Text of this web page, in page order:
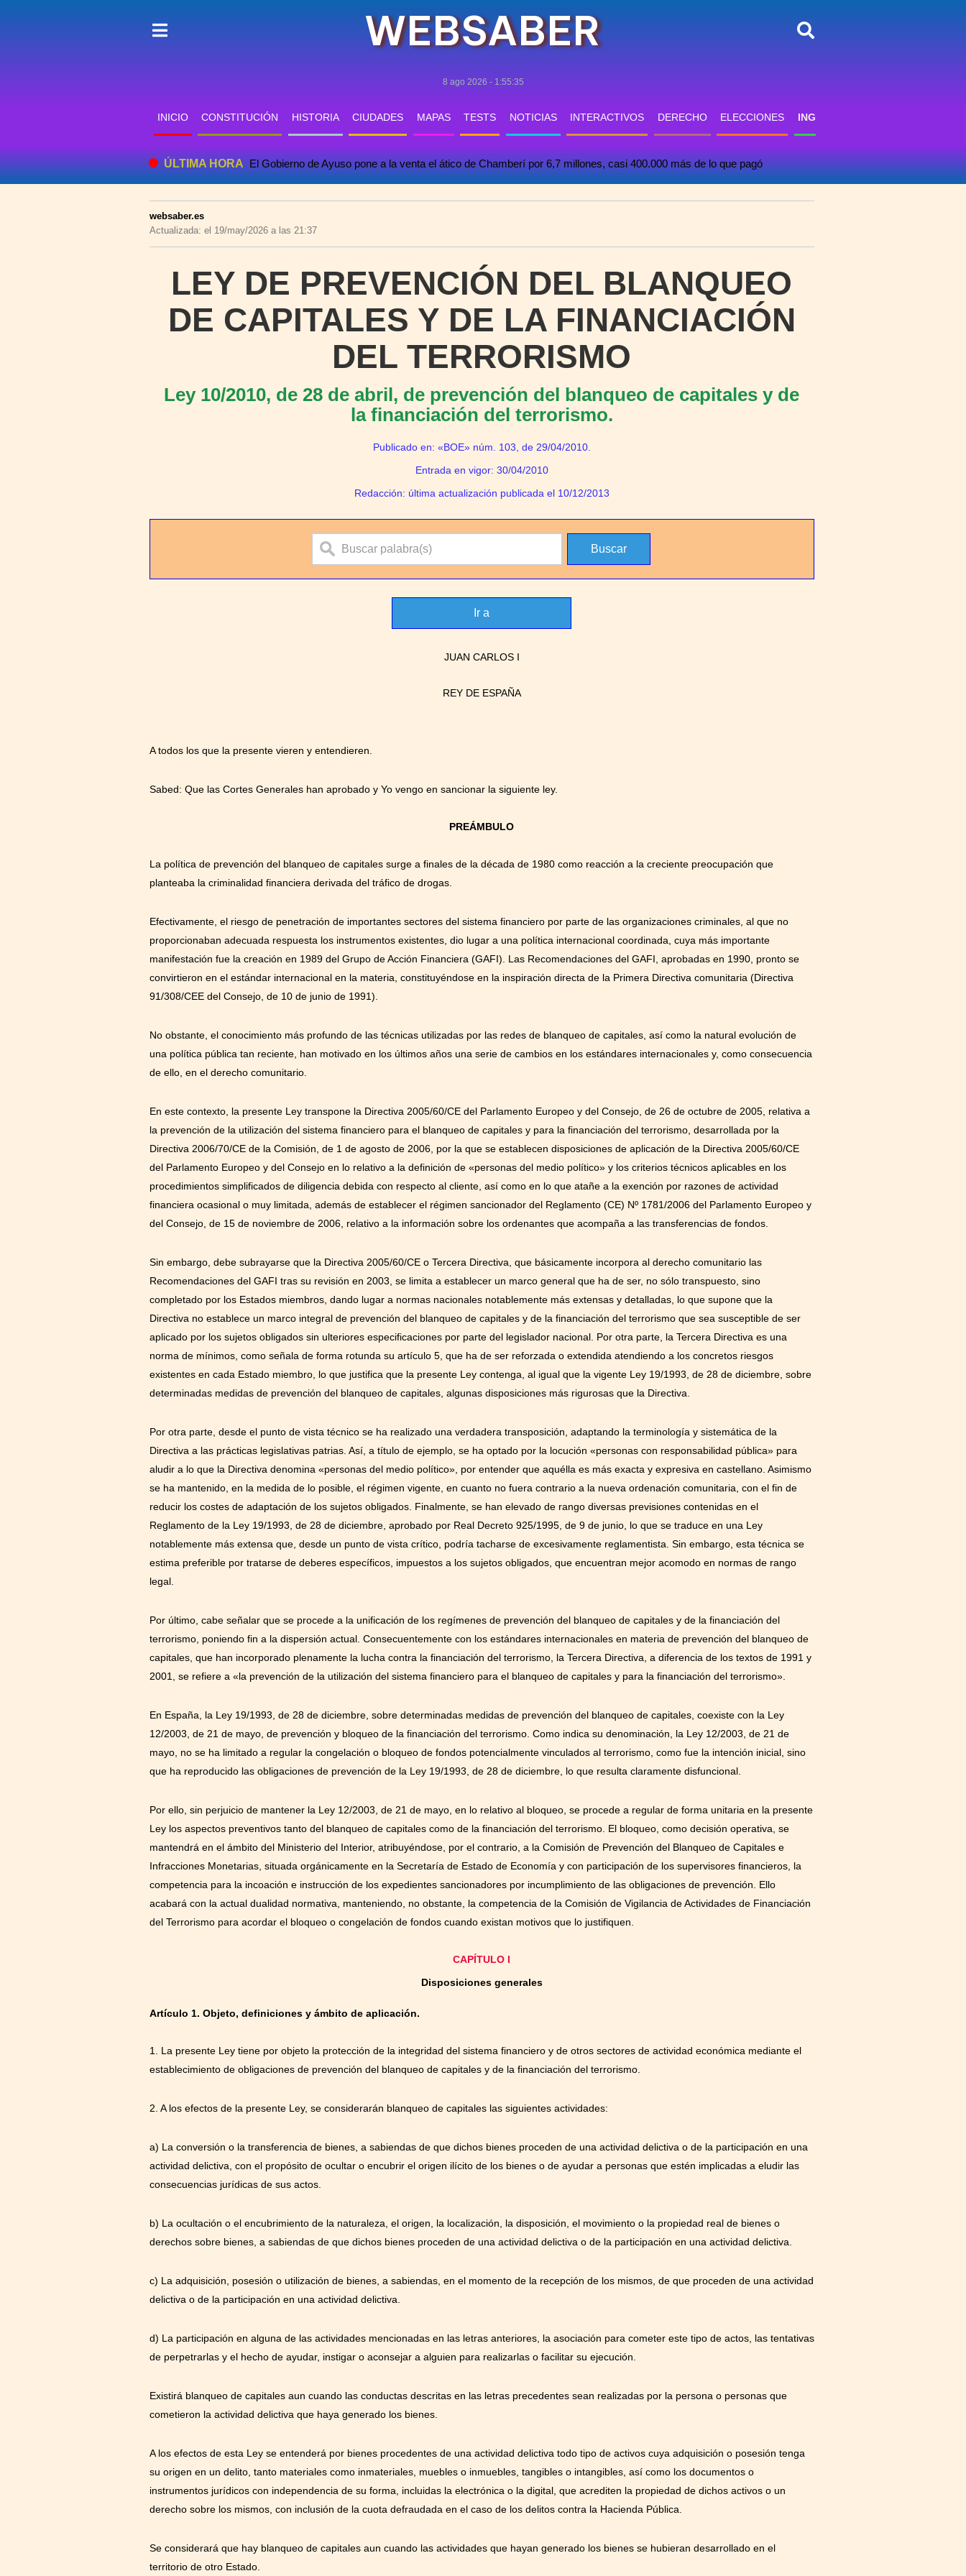
WEBSABER
8 ago 2026 - 1:55:36
INICIO CONSTITUCIÓN HISTORIA CIUDADES MAPAS TESTS NOTICIAS INTERACTIVOS DERECHO ELECCIONES INGLÉS
ÚLTIMA HORA El Gobierno de Ayuso pone a la venta el ático de Chamberí por 6,7 millones, casi 400.000 más de lo que pagó
websaber.es
Actualizada: el 19/may/2026 a las 21:37
LEY DE PREVENCIÓN DEL BLANQUEO
DE CAPITALES Y DE LA FINANCIACIÓN
DEL TERRORISMO
Ley 10/2010, de 28 de abril, de prevención del blanqueo de capitales y de
la financiación del terrorismo.
Publicado en: «BOE» núm. 103, de 29/04/2010.
Entrada en vigor: 30/04/2010
Redacción: última actualización publicada el 10/12/2013
Ir a
JUAN CARLOS I
REY DE ESPAÑA
A todos los que la presente vieren y entendieren.
Sabed: Que las Cortes Generales han aprobado y Yo vengo en sancionar la siguiente ley.
PREÁMBULO
La política de prevención del blanqueo de capitales surge a finales de la década de 1980 como reacción a la creciente preocupación que
planteaba la criminalidad financiera derivada del tráfico de drogas.
Efectivamente, el riesgo de penetración de importantes sectores del sistema financiero por parte de las organizaciones criminales, al que no
proporcionaban adecuada respuesta los instrumentos existentes, dio lugar a una política internacional coordinada, cuya más importante
manifestación fue la creación en 1989 del Grupo de Acción Financiera (GAFI). Las Recomendaciones del GAFI, aprobadas en 1990, pronto se
convirtieron en el estándar internacional en la materia, constituyéndose en la inspiración directa de la Primera Directiva comunitaria (Directiva
91/308/CEE del Consejo, de 10 de junio de 1991).
No obstante, el conocimiento más profundo de las técnicas utilizadas por las redes de blanqueo de capitales, así como la natural evolución de
una política pública tan reciente, han motivado en los últimos años una serie de cambios en los estándares internacionales y, como consecuencia
de ello, en el derecho comunitario.
En este contexto, la presente Ley transpone la Directiva 2005/60/CE del Parlamento Europeo y del Consejo, de 26 de octubre de 2005, relativa a
la prevención de la utilización del sistema financiero para el blanqueo de capitales y para la financiación del terrorismo, desarrollada por la
Directiva 2006/70/CE de la Comisión, de 1 de agosto de 2006, por la que se establecen disposiciones de aplicación de la Directiva 2005/60/CE
del Parlamento Europeo y del Consejo en lo relativo a la definición de «personas del medio político» y los criterios técnicos aplicables en los
procedimientos simplificados de diligencia debida con respecto al cliente, así como en lo que atañe a la exención por razones de actividad
financiera ocasional o muy limitada, además de establecer el régimen sancionador del Reglamento (CE) Nº 1781/2006 del Parlamento Europeo y
del Consejo, de 15 de noviembre de 2006, relativo a la información sobre los ordenantes que acompaña a las transferencias de fondos.
Sin embargo, debe subrayarse que la Directiva 2005/60/CE o Tercera Directiva, que básicamente incorpora al derecho comunitario las
Recomendaciones del GAFI tras su revisión en 2003, se limita a establecer un marco general que ha de ser, no sólo transpuesto, sino
completado por los Estados miembros, dando lugar a normas nacionales notablemente más extensas y detalladas, lo que supone que la
Directiva no establece un marco integral de prevención del blanqueo de capitales y de la financiación del terrorismo que sea susceptible de ser
aplicado por los sujetos obligados sin ulteriores especificaciones por parte del legislador nacional. Por otra parte, la Tercera Directiva es una
norma de mínimos, como señala de forma rotunda su artículo 5, que ha de ser reforzada o extendida atendiendo a los concretos riesgos
existentes en cada Estado miembro, lo que justifica que la presente Ley contenga, al igual que la vigente Ley 19/1993, de 28 de diciembre, sobre
determinadas medidas de prevención del blanqueo de capitales, algunas disposiciones más rigurosas que la Directiva.
Por otra parte, desde el punto de vista técnico se ha realizado una verdadera transposición, adaptando la terminología y sistemática de la
Directiva a las prácticas legislativas patrias. Así, a título de ejemplo, se ha optado por la locución «personas con responsabilidad pública» para
aludir a lo que la Directiva denomina «personas del medio político», por entender que aquélla es más exacta y expresiva en castellano. Asimismo
se ha mantenido, en la medida de lo posible, el régimen vigente, en cuanto no fuera contrario a la nueva ordenación comunitaria, con el fin de
reducir los costes de adaptación de los sujetos obligados. Finalmente, se han elevado de rango diversas previsiones contenidas en el
Reglamento de la Ley 19/1993, de 28 de diciembre, aprobado por Real Decreto 925/1995, de 9 de junio, lo que se traduce en una Ley
notablemente más extensa que, desde un punto de vista crítico, podría tacharse de excesivamente reglamentista. Sin embargo, esta técnica se
estima preferible por tratarse de deberes específicos, impuestos a los sujetos obligados, que encuentran mejor acomodo en normas de rango
legal.
Por último, cabe señalar que se procede a la unificación de los regímenes de prevención del blanqueo de capitales y de la financiación del
terrorismo, poniendo fin a la dispersión actual. Consecuentemente con los estándares internacionales en materia de prevención del blanqueo de
capitales, que han incorporado plenamente la lucha contra la financiación del terrorismo, la Tercera Directiva, a diferencia de los textos de 1991 y
2001, se refiere a «la prevención de la utilización del sistema financiero para el blanqueo de capitales y para la financiación del terrorismo».
En España, la Ley 19/1993, de 28 de diciembre, sobre determinadas medidas de prevención del blanqueo de capitales, coexiste con la Ley
12/2003, de 21 de mayo, de prevención y bloqueo de la financiación del terrorismo. Como indica su denominación, la Ley 12/2003, de 21 de
mayo, no se ha limitado a regular la congelación o bloqueo de fondos potencialmente vinculados al terrorismo, como fue la intención inicial, sino
que ha reproducido las obligaciones de prevención de la Ley 19/1993, de 28 de diciembre, lo que resulta claramente disfuncional.
Por ello, sin perjuicio de mantener la Ley 12/2003, de 21 de mayo, en lo relativo al bloqueo, se procede a regular de forma unitaria en la presente
Ley los aspectos preventivos tanto del blanqueo de capitales como de la financiación del terrorismo. El bloqueo, como decisión operativa, se
mantendrá en el ámbito del Ministerio del Interior, atribuyéndose, por el contrario, a la Comisión de Prevención del Blanqueo de Capitales e
Infracciones Monetarias, situada orgánicamente en la Secretaría de Estado de Economía y con participación de los supervisores financieros, la
competencia para la incoación e instrucción de los expedientes sancionadores por incumplimiento de las obligaciones de prevención. Ello
acabará con la actual dualidad normativa, manteniendo, no obstante, la competencia de la Comisión de Vigilancia de Actividades de Financiación
del Terrorismo para acordar el bloqueo o congelación de fondos cuando existan motivos que lo justifiquen.
CAPÍTULO I
Disposiciones generales
Artículo 1. Objeto, definiciones y ámbito de aplicación.
1. La presente Ley tiene por objeto la protección de la integridad del sistema financiero y de otros sectores de actividad económica mediante el
establecimiento de obligaciones de prevención del blanqueo de capitales y de la financiación del terrorismo.
2. A los efectos de la presente Ley, se considerarán blanqueo de capitales las siguientes actividades:
a) La conversión o la transferencia de bienes, a sabiendas de que dichos bienes proceden de una actividad delictiva o de la participación en una
actividad delictiva, con el propósito de ocultar o encubrir el origen ilícito de los bienes o de ayudar a personas que estén implicadas a eludir las
consecuencias jurídicas de sus actos.
b) La ocultación o el encubrimiento de la naturaleza, el origen, la localización, la disposición, el movimiento o la propiedad real de bienes o
derechos sobre bienes, a sabiendas de que dichos bienes proceden de una actividad delictiva o de la participación en una actividad delictiva.
c) La adquisición, posesión o utilización de bienes, a sabiendas, en el momento de la recepción de los mismos, de que proceden de una actividad
delictiva o de la participación en una actividad delictiva.
d) La participación en alguna de las actividades mencionadas en las letras anteriores, la asociación para cometer este tipo de actos, las tentativas
de perpetrarlas y el hecho de ayudar, instigar o aconsejar a alguien para realizarlas o facilitar su ejecución.
Existirá blanqueo de capitales aun cuando las conductas descritas en las letras precedentes sean realizadas por la persona o personas que
cometieron la actividad delictiva que haya generado los bienes.
A los efectos de esta Ley se entenderá por bienes procedentes de una actividad delictiva todo tipo de activos cuya adquisición o posesión tenga
su origen en un delito, tanto materiales como inmateriales, muebles o inmuebles, tangibles o intangibles, así como los documentos o
instrumentos jurídicos con independencia de su forma, incluidas la electrónica o la digital, que acrediten la propiedad de dichos activos o un
derecho sobre los mismos, con inclusión de la cuota defraudada en el caso de los delitos contra la Hacienda Pública.
Se considerará que hay blanqueo de capitales aun cuando las actividades que hayan generado los bienes se hubieran desarrollado en el
territorio de otro Estado.